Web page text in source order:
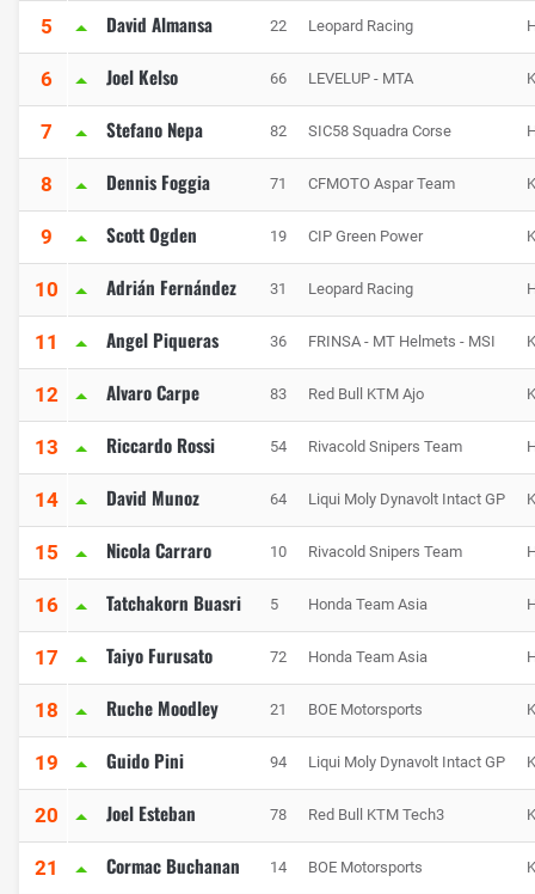
5 David Almansa 22 Leopard Racing
6 Joel Kelso 66 LEVELUP - MTA
7 Stefano Nepa 82 SIC58 Squadra Corse
8 Dennis Foggia 71 CFMOTO Aspar Team
9 Scott Ogden 19 CIP Green Power
10 Adrián Fernández 31 Leopard Racing
11 Angel Piqueras 36 FRINSA - MT Helmets - MSI
12 Alvaro Carpe 83 Red Bull KTM Ajo
13 Riccardo Rossi 54 Rivacold Snipers Team
14 David Munoz 64 Liqui Moly Dynavolt Intact GP
15 Nicola Carraro 10 Rivacold Snipers Team
16 Tatchakorn Buasri 5 Honda Team Asia
17 Taiyo Furusato 72 Honda Team Asia
18 Ruche Moodley 21 BOE Motorsports
19 Guido Pini 94 Liqui Moly Dynavolt Intact GP
20 Joel Esteban 78 Red Bull KTM Tech3
21 Cormac Buchanan 14 BOE Motorsports